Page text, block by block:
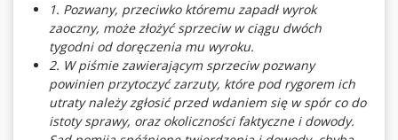
1. Pozwany, przeciwko któremu zapadł wyrok
zaoczny, może złożyć sprzeciw w ciągu dwóch
tygodni od doręczenia mu wyroku.
2. W piśmie zawierającym sprzeciw pozwany
powinien przytoczyć zarzuty, które pod rygorem ich
utraty należy zgłosić przed wdaniem się w spór co do
istoty sprawy, oraz okoliczności faktyczne i dowody.